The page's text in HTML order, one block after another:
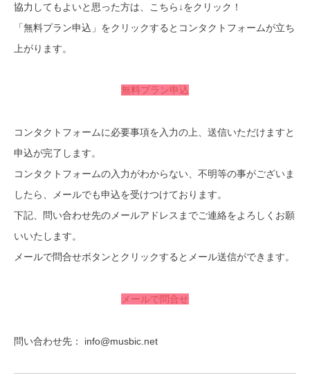
協力してもよいと思った方は、こちら↓をクリック！
「無料プラン申込」をクリックするとコンタクトフォームが立ち
上がります。
無料プラン申込
コンタクトフォームに必要事項を入力の上、送信いただけますと
申込が完了します。
コンタクトフォームの入力がわからない、不明等の事がございま
したら、メールでも申込を受けつけております。
下記、問い合わせ先のメールアドレスまでご連絡をよろしくお願
いいたします。
メールで問合せボタンとクリックするとメール送信ができます。
メールで問合せ
問い合わせ先： info@musbic.net